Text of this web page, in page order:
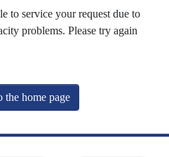
to service your request due to
problems. Please try again
the home page